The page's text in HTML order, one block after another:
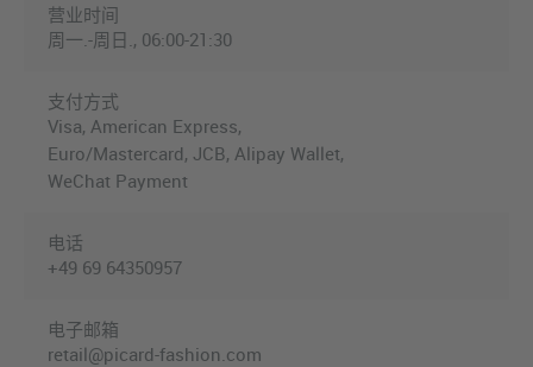
营业时间
周一.-周日., 06:00-21:30
支付方式
Visa, American Express,
Euro/Mastercard, JCB, Alipay Wallet,
WeChat Payment
电话
+49 69 64350957
电子邮箱
retail@picard-fashion.com